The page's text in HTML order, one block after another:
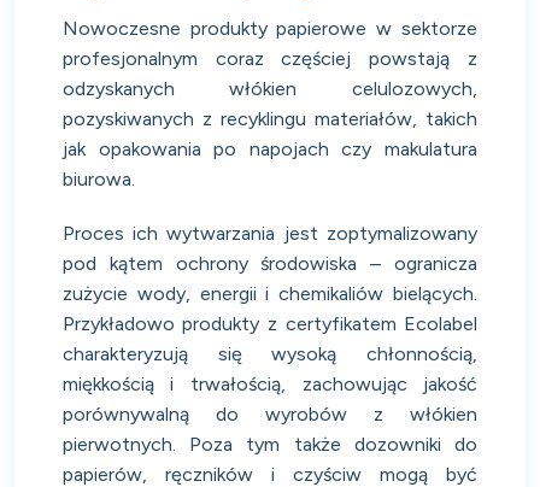
Nowoczesne produkty papierowe w sektorze
profesjonalnym coraz częściej powstają z
odzyskanych włókien celulozowych,
pozyskiwanych z recyklingu materiałów, takich
jak opakowania po napojach czy makulatura
biurowa.
Proces ich wytwarzania jest zoptymalizowany
pod kątem ochrony środowiska – ogranicza
zużycie wody, energii i chemikaliów bielących.
Przykładowo produkty z certyfikatem Ecolabel
charakteryzują się wysoką chłonnością,
miękkością i trwałością, zachowując jakość
porównywalną do wyrobów z włókien
pierwotnych. Poza tym także dozowniki do
papierów, ręczników i czyściw mogą być